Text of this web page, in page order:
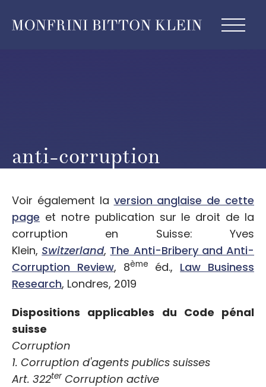
anti-corruption
Voir également la version anglaise de cette
page et notre publication sur le droit de la
corruption en Suisse: Yves
Klein, Switzerland, The Anti-Bribery and Anti-
Corruption Review, 8ème éd., Law Business
Research, Londres, 2019
Dispositions applicables du Code pénal
suisse
Corruption
1. Corruption d'agents publics suisses
Art. 322terCorruption active